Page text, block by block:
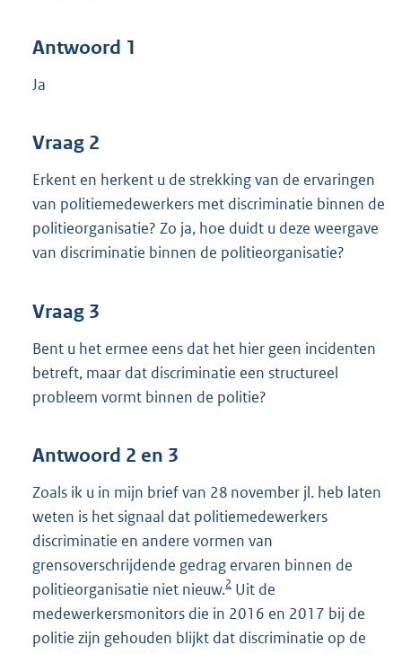
Antwoord 1
Ja
Vraag 2
Erkent en herkent u de strekking van de ervaringen
van politiemedewerkers met discriminatie binnen de
politieorganisatie? Zo ja, hoe duidt u deze weergave
van discriminatie binnen de politieorganisatie?
Vraag 3
Bent u het ermee eens dat het hier geen incidenten
betreft, maar dat discriminatie een structureel
probleem vormt binnen de politie?
Antwoord 2 en 3
Zoals ik u in mijn brief van 28 november jl. heb laten
weten is het signaal dat politiemedewerkers
discriminatie en andere vormen van
grensoverschrijdende gedrag ervaren binnen de
politieorganisatie niet nieuw.2 Uit de
medewerkersmonitors die in 2016 en 2017 bij de
politie zijn gehouden blijkt dat discriminatie op de